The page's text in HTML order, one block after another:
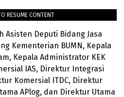
RESUME CONTENT
Asisten Deputi Bidang Jasa
Kementerian BUMN, Kepala
Kepala Administrator KEK
IAS, Direktur Integrasi
Komersial ITDC, Direktur
APlog, dan Direktur Utama